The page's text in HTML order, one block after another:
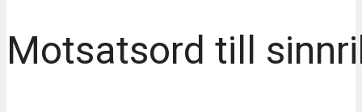
Motsatsord till